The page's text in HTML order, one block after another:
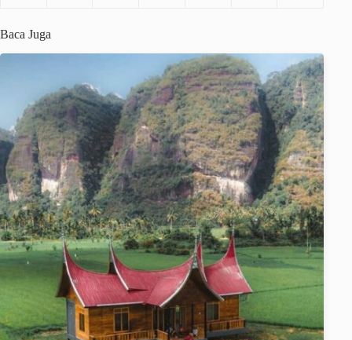
Baca Juga